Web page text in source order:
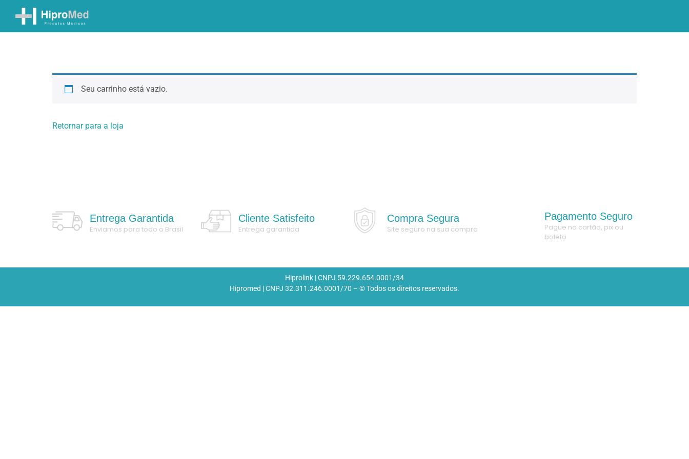
Seu carrinho está vazio.
Retornar para a loja
Entrega Garantida
Enviamos para todo o Brasil
Cliente Satisfeito
Entrega garantida
Compra Segura
Site seguro na sua compra
Pagamento Seguro
Pague no cartão, pix ou
boleto
Hiprolink | CNPJ 59.229.654.0001/34
Hipromed | CNPJ 32.311.246.0001/70 – © Todos os direitos reservados.